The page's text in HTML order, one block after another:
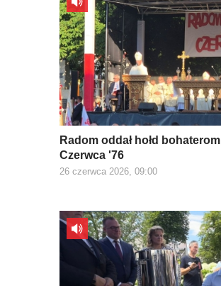
Radom oddał hołd bohaterom
Czerwca '76
26 czerwca 2026, 09:00